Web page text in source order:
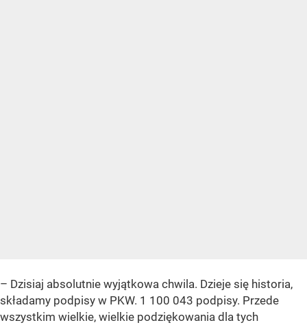
– Dzisiaj absolutnie wyjątkowa chwila. Dzieje się historia,
składamy podpisy w PKW. 1 100 043 podpisy. Przede
wszystkim wielkie, wielkie podziękowania dla tych